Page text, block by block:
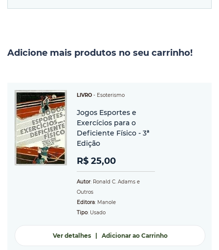
Adicione mais produtos no seu carrinho!
LIVRO - Esoterismo
Jogos Esportes e
Exercícios para o
Deficiente Físico - 3ª
Edição
R$ 25,00
Autor: Ronald C. Adams e
Outros
Editora: Manole
Tipo: Usado
Ver detalhes| Adicionar ao Carrinho